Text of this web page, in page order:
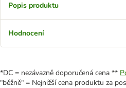
Popis produktu
Hodnocení
*DC = nezávazně doporučená cena **
"běžně" = Nejnižší cena produktu za